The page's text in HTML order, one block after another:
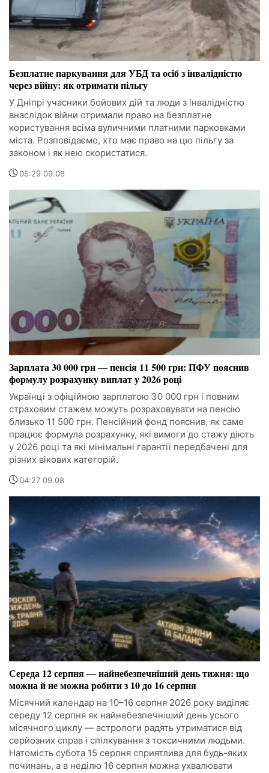
Безплатне паркування для УБД та осіб з інвалідністю
через війну: як отримати пільгу
У Дніпрі учасники бойових дій та люди з інвалідністю
внаслідок війни отримали право на безплатне
користування всіма вуличними платними парковками
міста. Розповідаємо, хто має право на цю пільгу за
законом і як нею скористатися.
05:29 09.08
Зарплата 30 000 грн — пенсія 11 500 грн: ПФУ пояснив
формулу розрахунку виплат у 2026 році
Українці з офіційною зарплатою 30 000 грн і повним
страховим стажем можуть розраховувати на пенсію
близько 11 500 грн. Пенсійний фонд пояснив, як саме
працює формула розрахунку, які вимоги до стажу діють
у 2026 році та які мінімальні гарантії передбачені для
різних вікових категорій.
04:27 09.08
Середа 12 серпня — найнебезпечніший день тижня: що
можна й не можна робити з 10 до 16 серпня
Місячний календар на 10–16 серпня 2026 року виділяє
середу 12 серпня як найнебезпечніший день усього
місячного циклу — астрологи радять утриматися від
серйозних справ і спілкування з токсичними людьми.
Натомість субота 15 серпня сприятлива для будь-яких
починань, а в неділю 16 серпня можна ухвалювати